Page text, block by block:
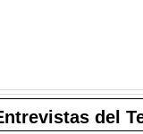
del